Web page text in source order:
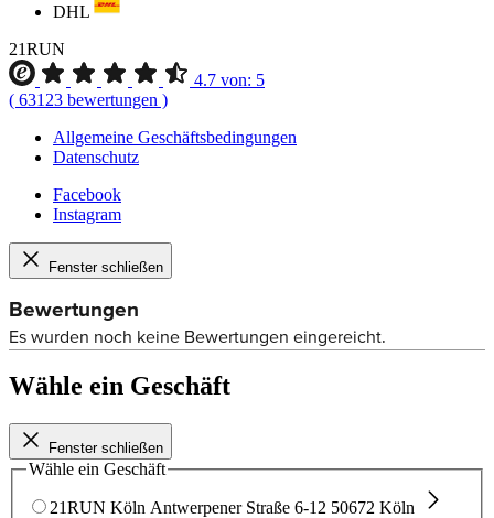
DHL
21RUN
4.7 von: 5
( 63123 bewertungen )
Allgemeine Geschäftsbedingungen
Datenschutz
Facebook
Instagram
Fenster schließen
Wähle ein Geschäft
Fenster schließen
Wähle ein Geschäft
21RUN Köln Antwerpener Straße 6-12 50672 Köln